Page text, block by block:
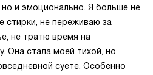
но и эмоционально. Я больше не
стирки, не переживаю за
не тратю время на
Она стала моей тихой, но
суете. Особенно